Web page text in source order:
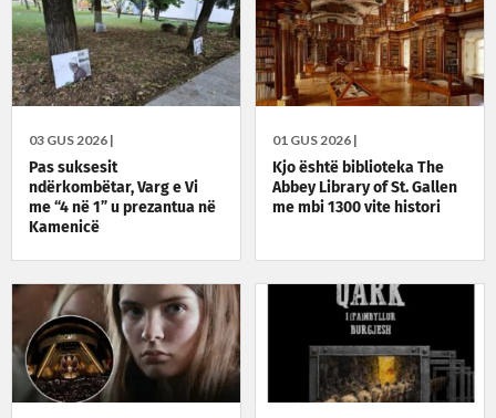
03 GUS 2026 |
Pas suksesit
ndërkombëtar, Varg e Vi
me “4 në 1” u prezantua në
Kamenicë
01 GUS 2026 |
Kjo është biblioteka The
Abbey Library of St. Gallen
me mbi 1300 vite histori